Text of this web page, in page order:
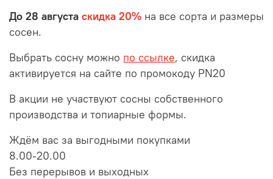
До 28 августа скидка 20% на все сорта и размеры
сосен.
Выбрать сосну можно по ссылке, скидка
активируется на сайте по промокоду PN20
В акции не участвуют сосны собственного
производства и топиарные формы.
Ждём вас за выгодными покупками
8.00-20.00
Без перерывов и выходных